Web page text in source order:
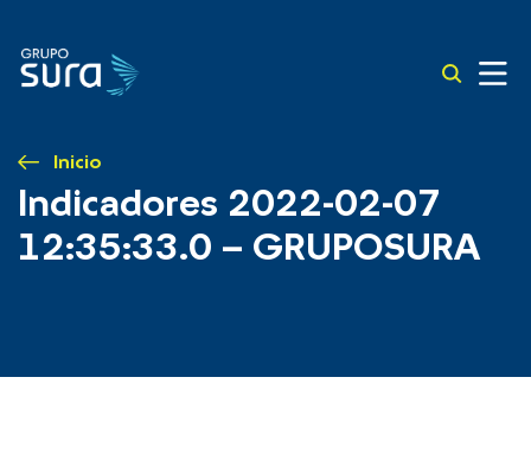
Inicio
Indicadores 2022-02-07
12:35:33.0 – GRUPOSURA